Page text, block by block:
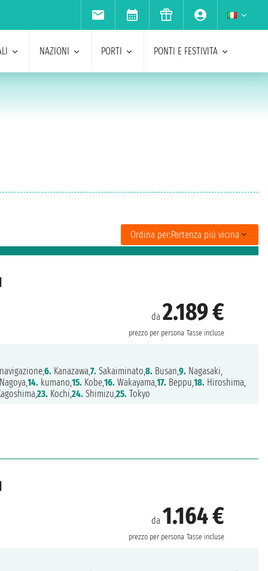
NAZIONI PORTI PONTI E FESTIVITA
Ordina per:Partenza più vicina
da2.189 €
prezzo per persona Tasse incluse
navigazione,6. Kanazawa,7. Sakaiminato,8. Busan,9. Nagasaki,
Nagoya,14. kumano,15. Kobe,16. Wakayama,17. Beppu,18. Hiroshima,
23. Kochi,24. Shimizu,25. Tokyo
da 1.164 €
prezzo per persona Tasse incluse